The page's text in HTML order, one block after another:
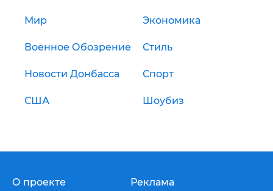
Мир Экономика
Военное Обозрение Стиль
Новости Донбасса Спорт
США Шоубиз
О проекте Реклама